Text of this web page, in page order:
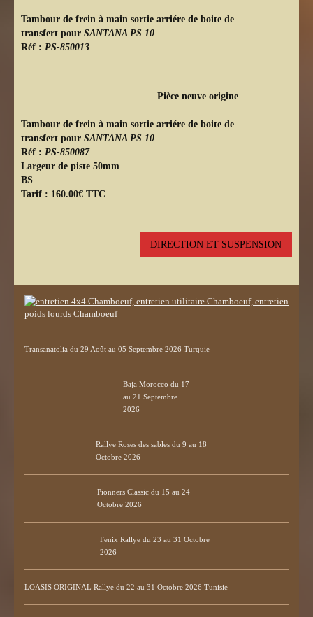
Tambour de frein à main sortie arriére de boite de
transfert pour SANTANA PS 10
Réf : PS-850013
Pièce neuve origine
Tambour de frein à main sortie arriére de boite de
transfert pour SANTANA PS 10
Réf : PS-850087
Largeur de piste 50mm
BS
Tarif : 160.00€ TTC
DIRECTION ET SUSPENSION
Transanatolia du 29 Août au 05 Septembre 2026 Turquie
Baja Morocco du 17
au 21 Septembre
2026
Rallye Roses des sables du 9 au 18
Octobre 2026
Pionners Classic du 15 au 24
Octobre 2026
Fenix Rallye du 23 au 31 Octobre
2026
LOASIS ORIGINAL Rallye du 22 au 31 Octobre 2026 Tunisie